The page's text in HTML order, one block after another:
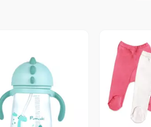
Vista Previa